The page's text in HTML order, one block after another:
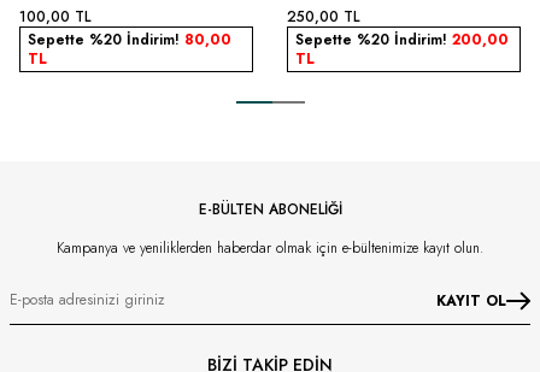
100,00 TL
Sepette %20 İndirim! 80,00
TL
250,00 TL
Sepette %20 İndirim! 200,00
TL
E-BÜLTEN ABONELİĞİ
Kampanya ve yeniliklerden haberdar olmak için e-bültenimize kayıt olun.
KAYIT OL
BİZİ TAKİP EDİN